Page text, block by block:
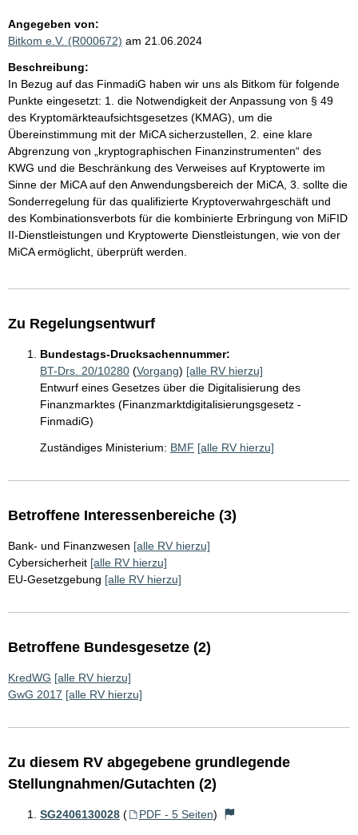
Angegeben von:
Bitkom e.V. (R000672) am 21.06.2024
Beschreibung:
In Bezug auf das FinmadiG haben wir uns als Bitkom für folgende
Punkte eingesetzt: 1. die Notwendigkeit der Anpassung von § 49
des Kryptomärkteaufsichtsgesetzes (KMAG), um die
Übereinstimmung mit der MiCA sicherzustellen, 2. eine klare
Abgrenzung von „kryptographischen Finanzinstrumenten“ des
KWG und die Beschränkung des Verweises auf Kryptowerte im
Sinne der MiCA auf den Anwendungsbereich der MiCA, 3. sollte die
Sonderregelung für das qualifizierte Kryptoverwahrgeschäft und
des Kombinationsverbots für die kombinierte Erbringung von MiFID
II-Dienstleistungen und Kryptowerte Dienstleistungen, wie von der
MiCA ermöglicht, überprüft werden.
Zu Regelungsentwurf
Bundestags-Drucksachennummer:
BT-Drs. 20/10280 (Vorgang) [alle RV hierzu]
Entwurf eines Gesetzes über die Digitalisierung des
Finanzmarktes (Finanzmarktdigitalisierungsgesetz -
FinmadiG)
Zuständiges Ministerium: BMF [alle RV hierzu]
Betroffene Interessenbereiche (3)
Bank- und Finanzwesen [alle RV hierzu]
Cybersicherheit [alle RV hierzu]
EU-Gesetzgebung [alle RV hierzu]
Betroffene Bundesgesetze (2)
KredWG [alle RV hierzu]
GwG 2017 [alle RV hierzu]
Zu diesem RV abgegebene grundlegende
Stellungnahmen/Gutachten (2)
SG2406130028 ( PDF - 5 Seiten)